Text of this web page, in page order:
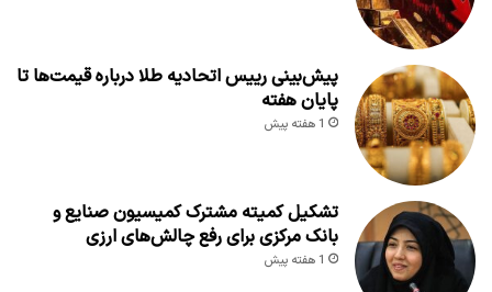
پیش‌بینی رییس اتحادیه طلا درباره قیمت‌ها تا
پایان هفته
1 هفته پیش
تشکیل کمیته مشترک کمیسیون صنایع و
بانک مرکزی برای رفع چالش‌های ارزی
1 هفته پیش